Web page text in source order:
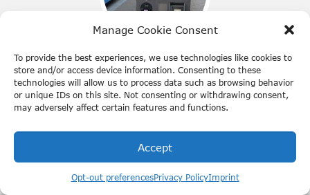
Manage Cookie Consent
To provide the best experiences, we use technologies like cookies to
store and/or access device information. Consenting to these
technologies will allow us to process data such as browsing behavior
or unique IDs on this site. Not consenting or withdrawing consent,
may adversely affect certain features and functions.
Accept
Opt-out preferencesPrivacy PolicyImprint
Transport publiczny
Transport publiczny jest jednym z najlepiej
zorganizowanych na świecie. Dowiedz się, jak działa.
Udostępnij: